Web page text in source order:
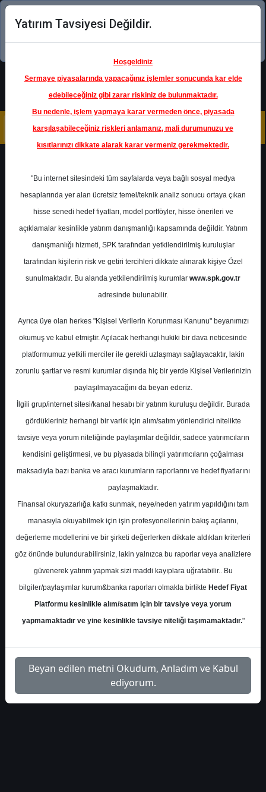
Şimdi uygulamayı indirin!
Ana Sayfa Raporlar
Ak Yatırım
Rapor Detay
Ak Yatırım - Kervan Gıda
Hedef Fiyat Raporu
A- A+
Ak Yatırım Kervan Gıda için hedef fiyatını
40,70 TL, tavsiyesini "Endeks üstü Getiri"
Salı, 30 Ocak 2024 00:00
S.No Dosya Adı İndir
1
kervan-gida-hedeffiyat-
2024
İndir
Yatırım Tavsiyesi Değildir.
Hoşgeldiniz
Sermaye piyasalarında yapacağınız işlemler sonucunda kar elde
edebileceğiniz gibi zarar riskiniz de bulunmaktadır.
Bu nedenle, işlem yapmaya karar vermeden önce, piyasada
karşılaşabileceğiniz riskleri anlamanız, mali durumunuzu ve
kısıtlarınızı dikkate alarak karar vermeniz gerekmektedir.
"Bu internet sitesindeki tüm sayfalarda veya bağlı sosyal medya
hesaplarında yer alan ücretsiz temel/teknik analiz sonucu ortaya çıkan
hisse senedi hedef fiyatları, model portföyler, hisse önerileri ve
açıklamalar kesinlikle yatırım danışmanlığı kapsamında değildir. Yatırım
danışmanlığı hizmeti, SPK tarafından yetkilendirilmiş kuruluşlar
tarafından kişilerin risk ve getiri tercihleri dikkate alınarak kişiye Özel
sunulmaktadır. Bu alanda yetkilendirilmiş kurumlar www.spk.gov.tr
adresinde bulunabilir.
Ayrıca üye olan herkes "Kişisel Verilerin Korunması Kanunu" beyanımızı
okumuş ve kabul etmiştir. Açılacak herhangi hukiki bir dava neticesinde
platformumuz yetkili merciler ile gerekli uzlaşmayı sağlayacaktır, lakin
zorunlu şartlar ve resmi kurumlar dışında hiç bir yerde Kişisel Verilerinizin
paylaşılmayacağını da beyan ederiz.
İlgili grup/internet sitesi/kanal hesabı bir yatırım kuruluşu değildir. Burada
gördükleriniz herhangi bir varlık için alım/satım yönlendirici nitelikte
tavsiye veya yorum niteliğinde paylaşımlar değildir, sadece yatırımcıların
kendisini geliştirmesi, ve bu piyasada bilinçli yatırımcıların çoğalması
maksadıyla bazı banka ve aracı kurumların raporlarını ve hedef fiyatlarını
paylaşmaktadır.
Finansal okuryazarlığa katkı sunmak, neye/neden yatırım yapıldığını tam
manasıyla okuyabilmek için işin profesyonellerinin bakış açılarını,
değerleme modellerini ve bir şirketi değerlerken dikkate aldıkları kriterleri
göz önünde bulundurabilirsiniz, lakin yalnızca bu raporlar veya analizlere
güvenerek yatırım yapmak sizi maddi kayıplara uğratabilir.. Bu
bilgiler/paylaşımlar kurum&banka raporları olmakla birlikte Hedef Fiyat
Platformu kesinlikle alım/satım için bir tavsiye veya yorum
yapmamaktadır ve yine kesinlikle tavsiye niteliği taşımamaktadır."
Beyan edilen metni Okudum, Anladım ve Kabul
ediyorum.